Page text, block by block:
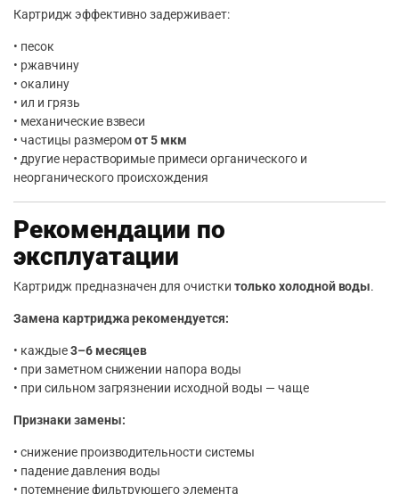
Картридж эффективно задерживает:
• песок
• ржавчину
• окалину
• ил и грязь
• механические взвеси
• частицы размеромот 5 мкм
• другие нерастворимые примеси органического и
неорганического происхождения
Рекомендации по
эксплуатации
Картридж предназначен для очистки только холодной воды.
Замена картриджа рекомендуется:
• каждые3–6 месяцев
• при заметном снижении напора воды
• при сильном загрязнении исходной воды — чаще
Признаки замены:
• снижение производительности системы
• падение давления воды
• потемнение фильтрующего элемента